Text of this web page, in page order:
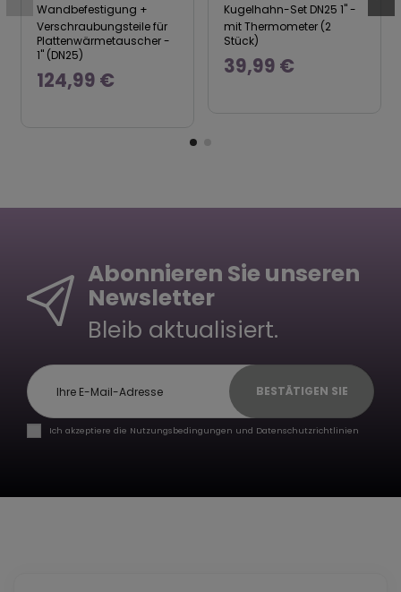
Wandbefestigung +
Verschraubungsteile für
Plattenwärmetauscher -
1" (DN25)
124,99 €
Kugelhahn-Set DN25 1" -
mit Thermometer (2
Stück)
39,99 €
Abonnieren Sie unseren
Newsletter
Bleib aktualisiert.
BESTÄTIGEN SIE
Ich akzeptiere die Nutzungsbedingungen und Datenschutzrichtlinien